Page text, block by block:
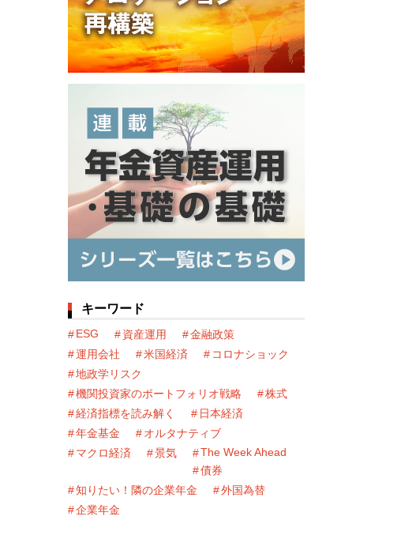
キーワード
ESG 資産運用
金融政策
運用会社
米国経済
コロナショック
地政学リスク
機関投資家のポートフォリオ戦略
株式
経済指標を読み解く
日本経済
年金基金
オルタナティブ
マクロ経済
景気
The Week Ahead
債券
知りたい！隣の企業年金
外国為替
企業年金